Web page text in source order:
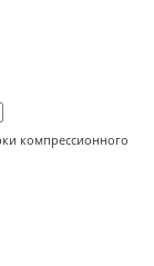
компрессионного